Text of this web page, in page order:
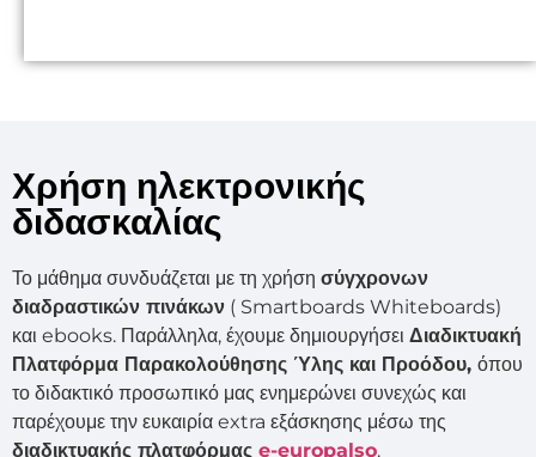
Χρήση ηλεκτρονικής
διδασκαλίας
Το μάθημα συνδυάζεται με τη χρήση σύγχρονων
διαδραστικών πινάκων ( Smartboards Whiteboards)
και ebooks. Παράλληλα, έχουμε δημιουργήσει Διαδικτυακή
Πλατφόρμα Παρακολούθησης Ύλης και Προόδου, όπου
το διδακτικό προσωπικό μας ενημερώνει συνεχώς και
παρέχουμε την ευκαιρία extra εξάσκησης μέσω της
διαδικτυακής πλατφόρμας e-europalso.